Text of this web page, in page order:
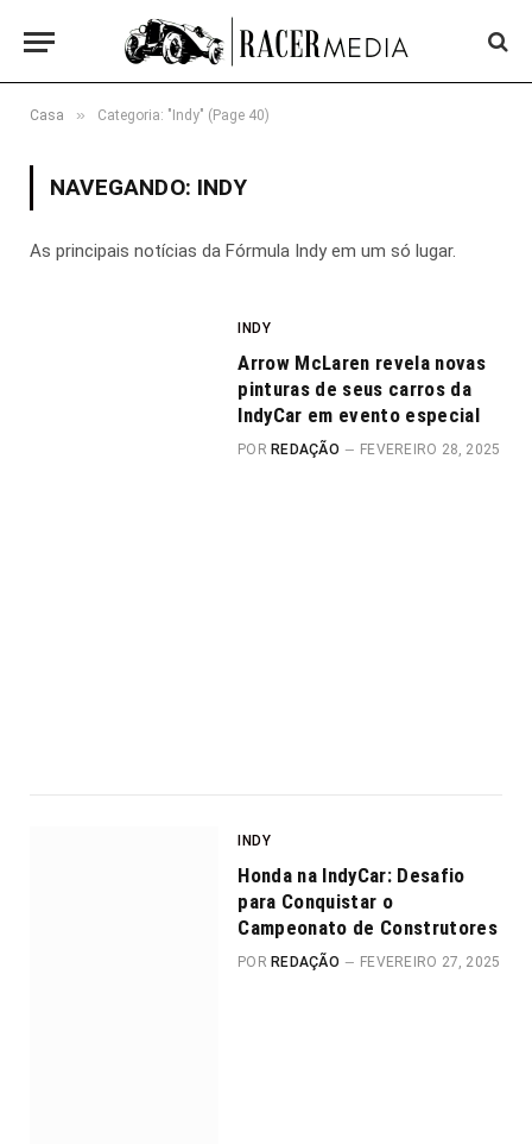
Casa » Categoria: "Indy" (Page 40)
NAVEGANDO: INDY
As principais notícias da Fórmula Indy em um só lugar.
INDY
Arrow McLaren revela novas
pinturas de seus carros da
IndyCar em evento especial
POR REDAÇÃO FEVEREIRO 28, 2025
INDY
Honda na IndyCar: Desafio
para Conquistar o
Campeonato de Construtores
POR REDAÇÃO FEVEREIRO 27, 2025